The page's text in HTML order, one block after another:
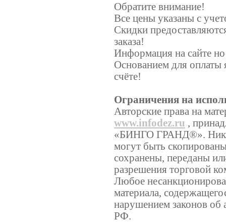
Обратите внимание!
Все цены указаны с
Скидки
заказа!
Информация на сайте
Основанием для оплаты
счёте!
Ограничения на
Авторские права на
www.infodez.ru ,
«БИНГО ГРАНД®».
могут быть
сохранены, переданы
разрешения торговой
Любое
материала,
нарушением законов об
РФ.